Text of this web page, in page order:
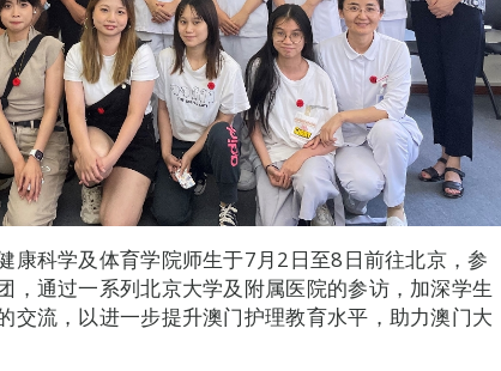
康科学及体育学院师生于7月2日至8日前往北京，参
，通过一系列北京大学及附属医院的参访，加深学生
交流，以进一步提升澳门护理教育水平，助力澳门大